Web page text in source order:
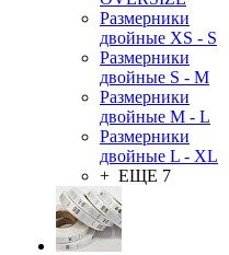
Размерники
двойные XS - S
Размерники
двойные S - M
Размерники
двойные M - L
Размерники
двойные L - XL
+ ЕЩЕ 7